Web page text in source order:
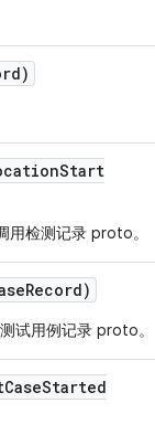
Start
用检测记录 proto。
Record)
试用例记录 proto。
CaseStarted